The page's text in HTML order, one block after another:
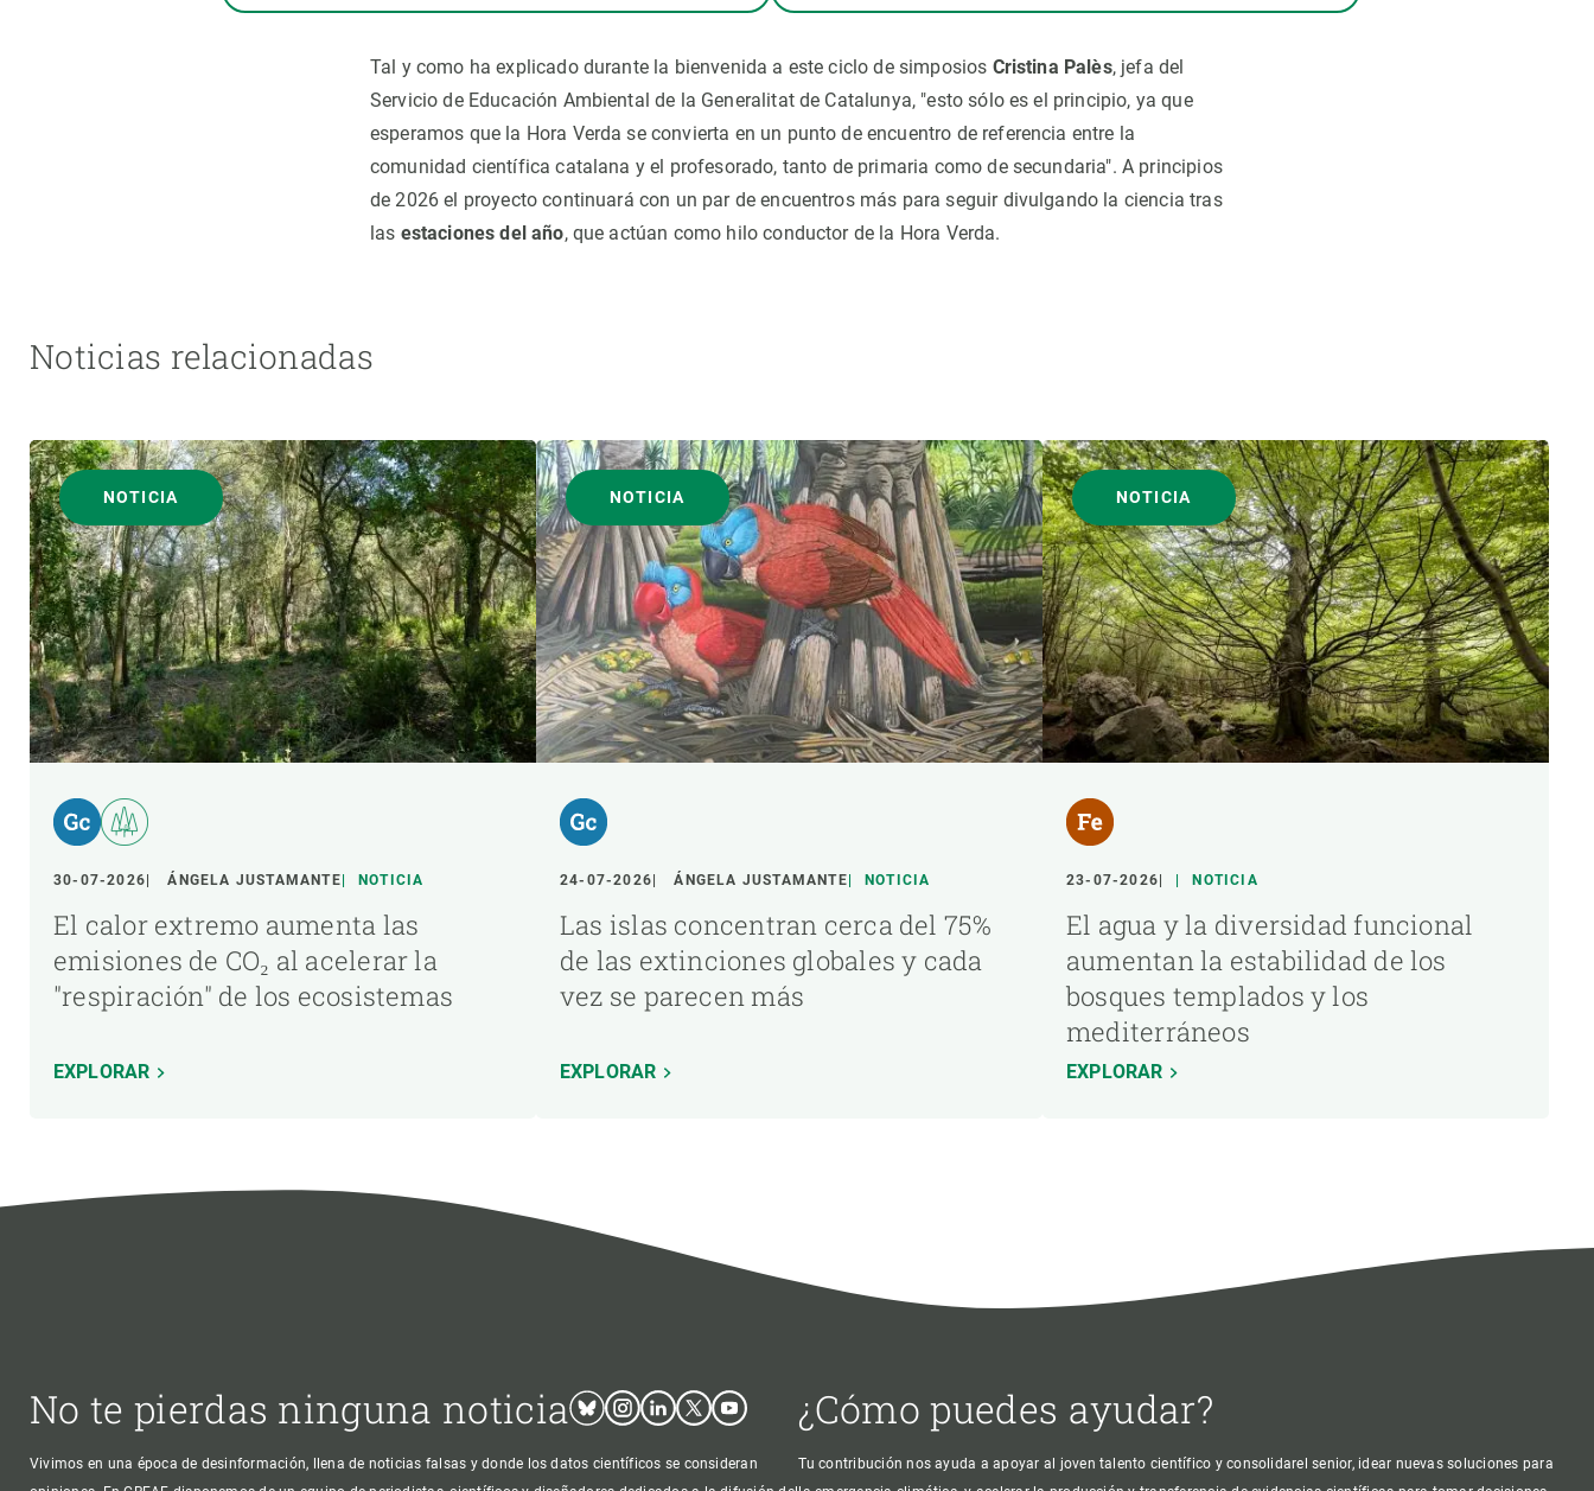
Tal y como ha explicado durante la bienvenida a este ciclo de simposios Cristina Palès, jefa del
Servicio de Educación Ambiental de la Generalitat de Catalunya, "esto sólo es el principio, ya que
esperamos que la Hora Verda se convierta en un punto de encuentro de referencia entre la
comunidad científica catalana y el profesorado, tanto de primaria como de secundaria". A principios
de 2026 el proyecto continuará con un par de encuentros más para seguir divulgando la ciencia tras
las estaciones del año, que actúan como hilo conductor de la Hora Verda.
Noticias relacionadas
NOTICIA
30-07-2026 ÁNGELA JUSTAMANTE NOTICIA
El calor extremo aumenta las
emisiones de CO₂ al acelerar la
"respiración" de los ecosistemas
EXPLORAR
NOTICIA
24-07-2026 ÁNGELA JUSTAMANTE NOTICIA
Las islas concentran cerca del 75%
de las extinciones globales y cada
vez se parecen más
EXPLORAR
NOTICIA
23-07-2026 NOTICIA
El agua y la diversidad funcional
aumentan la estabilidad de los
bosques templados y los
mediterráneos
EXPLORAR
No te pierdas ninguna noticiaBlueskyInstagram
LinkedinTwitterYoutube
Vivimos en una época de desinformación, llena de noticias falsas y donde los datos científicos se consideran
¿Cómo puedes ayudar?
Tu contribución nos ayuda a apoyar al joven talento científico y consolidarel senior, idear nuevas soluciones para